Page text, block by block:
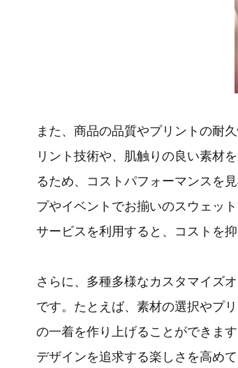
また、商品の品質やプリントの耐
リント技術や、肌触りの良い素材
るため、コストパフォーマンスを
プやイベントでお揃いのスウェッ
サービスを利用すると、コストを
さらに、多種多様なカスタマイズ
です。たとえば、素材の選択やプ
の一着を作り上げることができま
デザインを追求する楽しさを高めて